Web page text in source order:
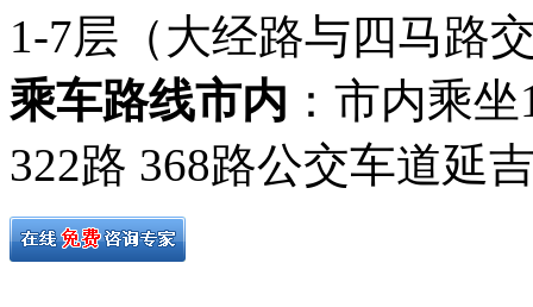
1-7层（大经路与四马路
乘车路线市内 ：市内乘
322路 368路公交车道延